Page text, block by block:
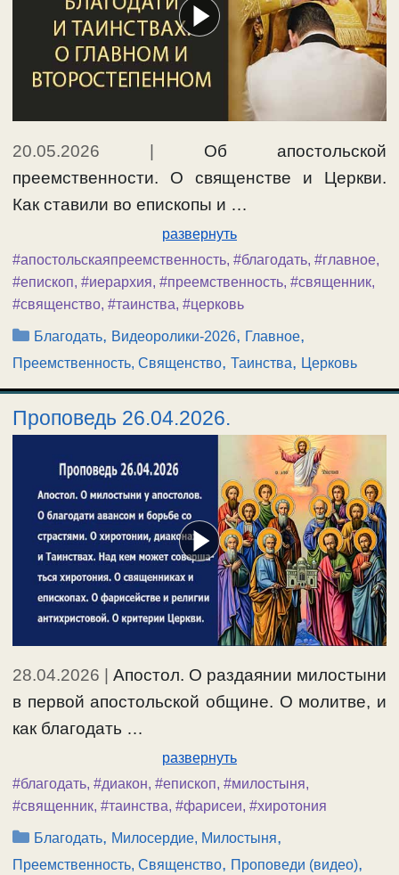
20.05.2026 | Об апостольской
преемственности. О священстве и Церкви.
Как ставили во епископы и …
развернуть
#апостольскаяпреемственность, #благодать, #главное,
#епископ, #иерархия, #преемственность, #священник,
#священство, #таинства, #церковь
Рубрики
Благодать, Видеоролики-2026, Главное,
Преемственность, Священство, Таинства, Церковь
Проповедь 26.04.2026.
28.04.2026
Апостол. О раздаянии милостыни
в первой апостольской общине. О молитве, и
как благодать …
развернуть
#благодать, #диакон, #епископ, #милостыня,
#священник, #таинства, #фарисеи, #хиротония
Рубрики
Благодать, Милосердие, Милостыня,
Преемственность, Священство, Проповеди (видео),